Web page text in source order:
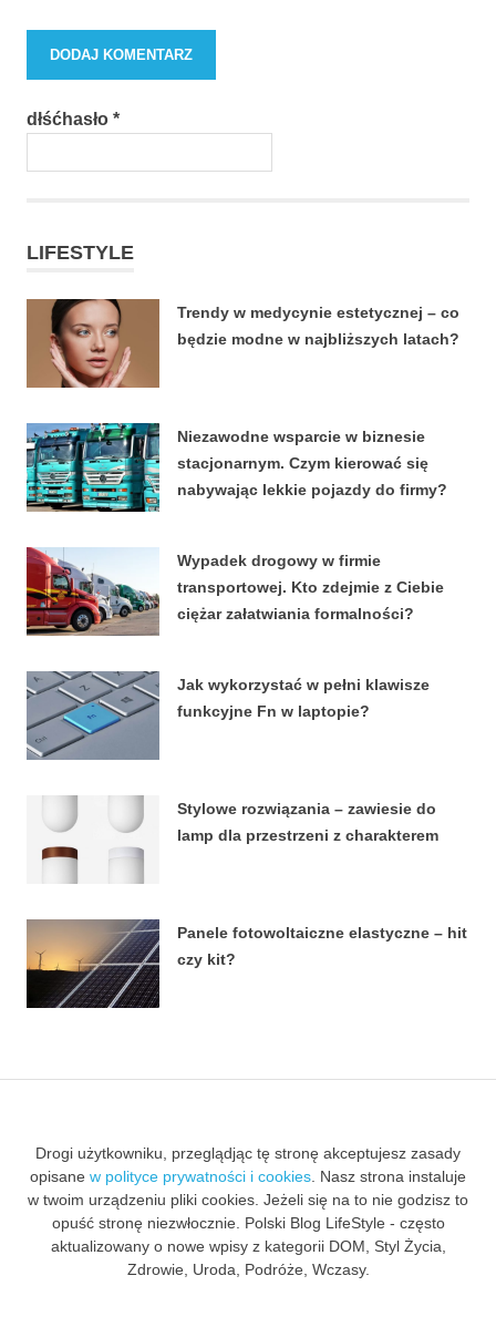
dłśćhasło *
LIFESTYLE
Trendy w medycynie estetycznej – co
będzie modne w najbliższych latach?
Niezawodne wsparcie w biznesie
stacjonarnym. Czym kierować się
nabywając lekkie pojazdy do firmy?
Wypadek drogowy w firmie
transportowej. Kto zdejmie z Ciebie
ciężar załatwiania formalności?
Jak wykorzystać w pełni klawisze
funkcyjne Fn w laptopie?
Stylowe rozwiązania – zawiesie do
lamp dla przestrzeni z charakterem
Panele fotowoltaiczne elastyczne – hit
czy kit?
Drogi użytkowniku, przeglądjąc tę stronę akceptujesz zasady
opisane w polityce prywatności i cookies. Nasz strona instaluje
w twoim urządzeniu pliki cookies. Jeżeli się na to nie godzisz to
opuść stronę niezwłocznie. Polski Blog LifeStyle - często
aktualizowany o nowe wpisy z kategorii DOM, Styl Życia,
Zdrowie, Uroda, Podróże, Wczasy.